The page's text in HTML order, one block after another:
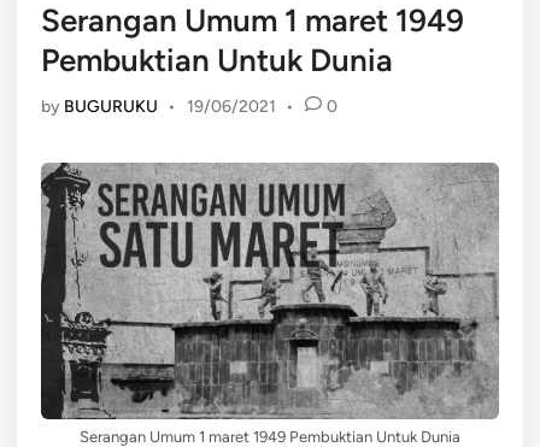
Serangan Umum 1 maret 1949
Pembuktian Untuk Dunia
by BUGURUKU • 19/06/2021 • 0
Serangan Umum 1 maret 1949 Pembuktian Untuk Dunia